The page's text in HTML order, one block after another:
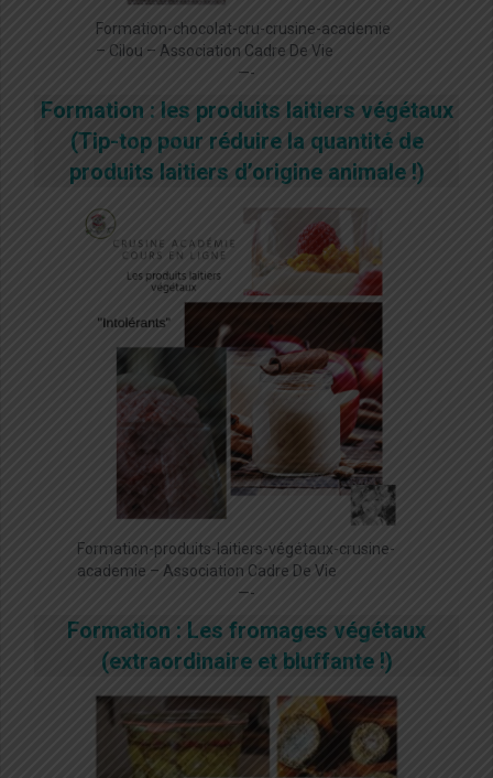
Formation-chocolat-cru-crusine-academie
– Cilou – Association Cadre De Vie
—-
Formation : les produits laitiers végétaux
(Tip-top pour réduire la quantité de
produits laitiers d’origine animale !)
Formation-produits-laitiers-végétaux-crusine-
academie – Association Cadre De Vie
—-
Formation : Les fromages végétaux
(extraordinaire et bluffante !)